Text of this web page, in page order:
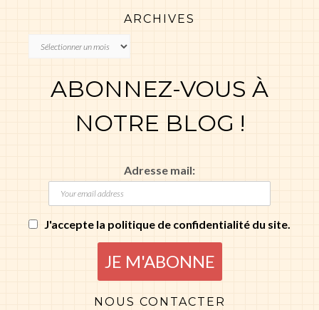
ARCHIVES
Archives
ABONNEZ-VOUS À
NOTRE BLOG !
Adresse mail:
J'accepte la politique de confidentialité du site.
NOUS CONTACTER